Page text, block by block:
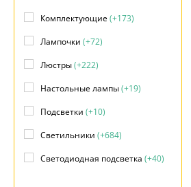
Доставка и оплата
Гарантия
Возврат
Установка
Бренды
Контакты
Комплектующие(+173)
Лампочки (+72)
Люстры(+222)
Настольные лампы(+19)
Подсветки (+10)
Светильники (+684)
Светодиодная подсветка (+40)